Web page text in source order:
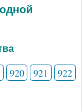
920 921
922